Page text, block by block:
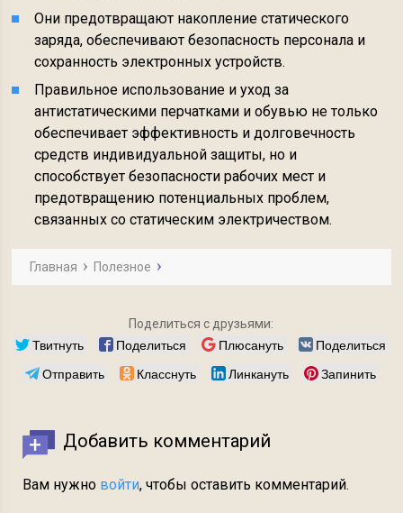
Они предотвращают накопление статического
заряда, обеспечивают безопасность персонала и
сохранность электронных устройств.
Правильное использование и уход за
антистатическими перчатками и обувью не только
обеспечивает эффективность и долговечность
средств индивидуальной защиты, но и
способствует безопасности рабочих мест и
предотвращению потенциальных проблем,
связанных со статическим электричеством.
Главная Полезное
Поделиться с друзьями:
Твитнуть Поделиться Плюсануть
Поделиться
Отправить
Класснуть Линкануть Запинить
Добавить комментарий
Вам нужно войти, чтобы оставить комментарий.